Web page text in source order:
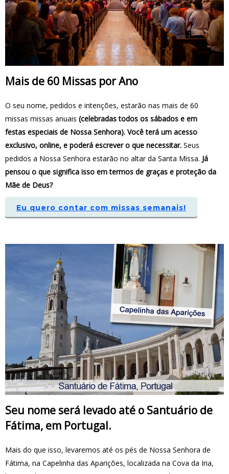
Mais de 60 Missas por Ano
O seu nome, pedidos e intenções, estarão nas mais de 60
missas missas anuais (celebradas todos os sábados e em
festas especiais de Nossa Senhora). Você terá um acesso
exclusivo, online, e poderá escrever o que necessitar. Seus
pedidos a Nossa Senhora estarão no altar da Santa Missa. Já
pensou o que significa isso em termos de graças e proteção da
Mãe de Deus?
Eu quero contar com missas semanais!
Seu nome será levado até o Santuário de
Fátima, em Portugal.
Mais do que isso, levaremos até os pés de Nossa Senhora de
Fátima, na Capelinha das Aparições, localizada na Cova da Iria,